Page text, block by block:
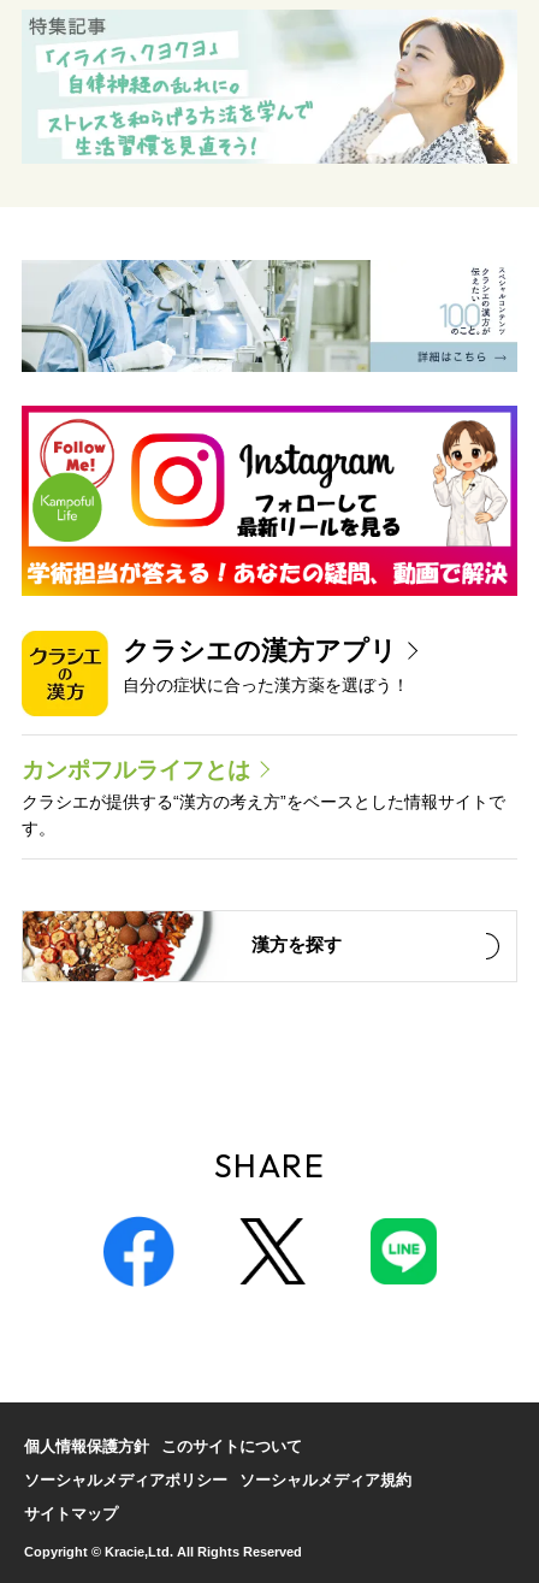
クラシエの漢方アプリ
自分の症状に合った漢方薬を選ぼう！
カンポフルライフとは
クラシエが提供する“漢方の考え方”をベースとした情報サイトで
す。
漢方を探す
SHARE
個人情報保護方針
このサイトについて
ソーシャルメディアポリシー
ソーシャルメディア規約
サイトマップ
Copyright © Kracie,Ltd. All Rights Reserved